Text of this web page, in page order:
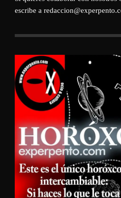
escribe a